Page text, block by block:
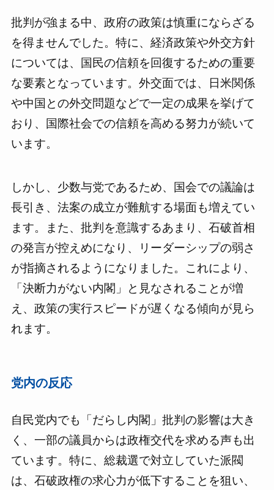
批判が強まる中、政府の政策は慎重にならざる
を得ませんでした。特に、経済政策や外交方針
については、国民の信頼を回復するための重要
な要素となっています。外交面では、日米関係
や中国との外交問題などで一定の成果を挙げて
おり、国際社会での信頼を高める努力が続いて
います。
しかし、少数与党であるため、国会での議論は
長引き、法案の成立が難航する場面も増えてい
ます。また、批判を意識するあまり、石破首相
の発言が控えめになり、リーダーシップの弱さ
が指摘されるようになりました。これにより、
「決断力がない内閣」と見なされることが増
え、政策の実行スピードが遅くなる傾向が見ら
れます。
党内の反応
自民党内でも「だらし内閣」批判の影響は大き
く、一部の議員からは政権交代を求める声も出
ています。特に、総裁選で対立していた派閥
は、石破政権の求心力が低下することを狙い、